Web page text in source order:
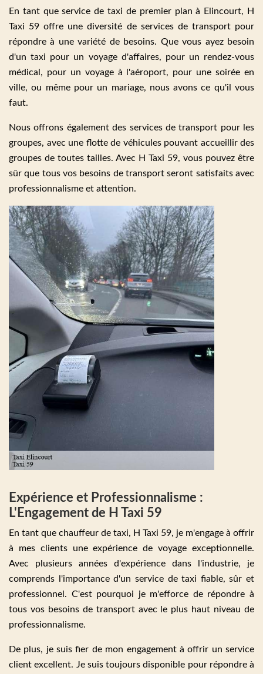
En tant que service de taxi de premier plan à Elincourt, H
Taxi 59 offre une diversité de services de transport pour
répondre à une variété de besoins. Que vous ayez besoin
d'un taxi pour un voyage d'affaires, pour un rendez-vous
médical, pour un voyage à l'aéroport, pour une soirée en
ville, ou même pour un mariage, nous avons ce qu'il vous
faut.
Nous offrons également des services de transport pour les
groupes, avec une flotte de véhicules pouvant accueillir des
groupes de toutes tailles. Avec H Taxi 59, vous pouvez être
sûr que tous vos besoins de transport seront satisfaits avec
professionnalisme et attention.
Expérience et Professionnalisme :
L'Engagement de H Taxi 59
En tant que chauffeur de taxi, H Taxi 59, je m'engage à offrir
à mes clients une expérience de voyage exceptionnelle.
Avec plusieurs années d'expérience dans l'industrie, je
comprends l'importance d'un service de taxi fiable, sûr et
professionnel. C'est pourquoi je m'efforce de répondre à
tous vos besoins de transport avec le plus haut niveau de
professionnalisme.
De plus, je suis fier de mon engagement à offrir un service
client excellent. Je suis toujours disponible pour répondre à